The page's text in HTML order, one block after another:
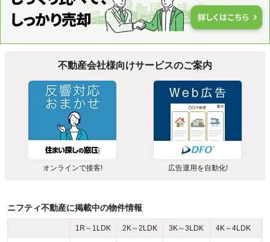
不動産会社様向けサービスのご案内
オンラインで接客! 広告運用を自動化!
ニフティ不動産に掲載中の物件情報
1R～1LDK 2K～2LDK 3K～3LDK 4K～4LDK